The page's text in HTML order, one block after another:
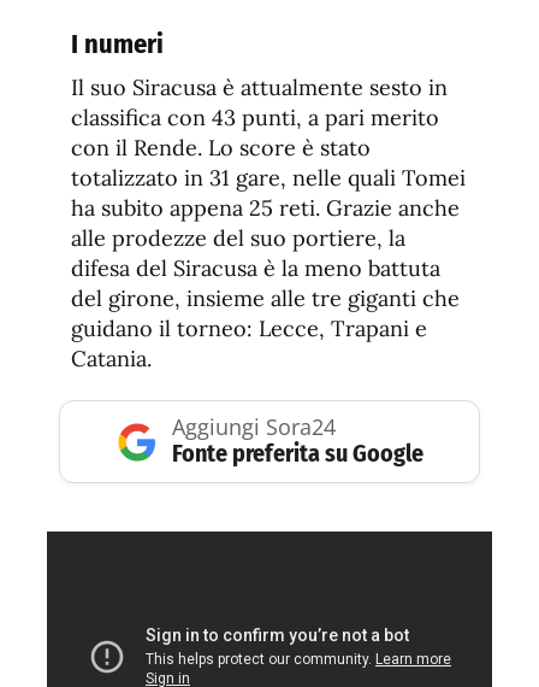
I numeri
Il suo Siracusa è attualmente sesto in
classifica con 43 punti, a pari merito
con il Rende. Lo score è stato
totalizzato in 31 gare, nelle quali Tomei
ha subito appena 25 reti. Grazie anche
alle prodezze del suo portiere, la
difesa del Siracusa è la meno battuta
del girone, insieme alle tre giganti che
guidano il torneo: Lecce, Trapani e
Catania.
Aggiungi Sora24
Fonte preferita su Google